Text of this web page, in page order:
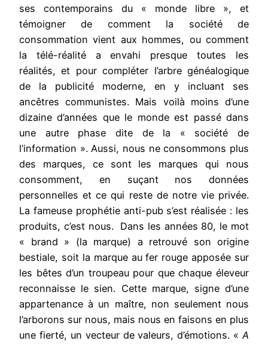
ses contemporains du « monde libre », et
témoigner de comment la société de
consommation vient aux hommes, ou comment
la télé-réalité a envahi presque toutes les
réalités, et pour compléter l’arbre généalogique
de la publicité moderne, en y incluant ses
ancêtres communistes. Mais voilà moins d’une
dizaine d’années que le monde est passé dans
une autre phase dite de la « société de
l’information ». Aussi, nous ne consommons plus
des marques, ce sont les marques qui nous
consomment, en suçant nos données
personnelles et ce qui reste de notre vie privée.
La fameuse prophétie anti-pub s’est réalisée : les
produits, c’est nous. Dans les années 80, le mot
« brand » (la marque) a retrouvé son origine
bestiale, soit la marque au fer rouge apposée sur
les bêtes d’un troupeau pour que chaque éleveur
reconnaisse le sien. Cette marque, signe d’une
appartenance à un maître, non seulement nous
l’arborons sur nous, mais nous en faisons en plus
une fierté, un vecteur de valeurs, d’émotions. «A